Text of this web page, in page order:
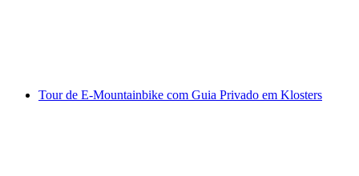
Tour de E-Mountainbike com Guia Privado em Klosters